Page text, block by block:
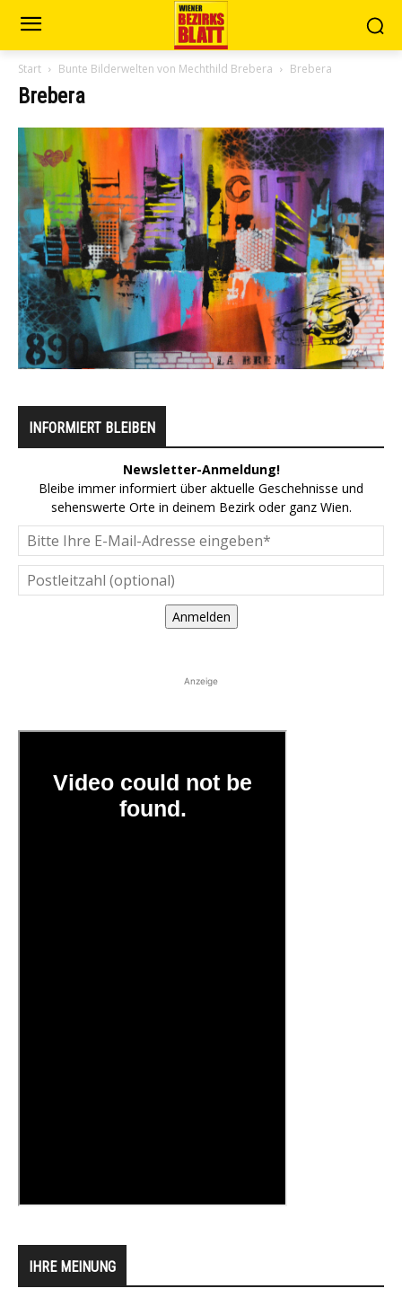
Start Bunte Bilderwelten von Mechthild Brebera Brebera
Brebera
INFORMIERT BLEIBEN
Newsletter-Anmeldung!
Bleibe immer informiert über aktuelle Geschehnisse und
sehenswerte Orte in deinem Bezirk oder ganz Wien.
Anmelden
Anzeige
IHRE MEINUNG